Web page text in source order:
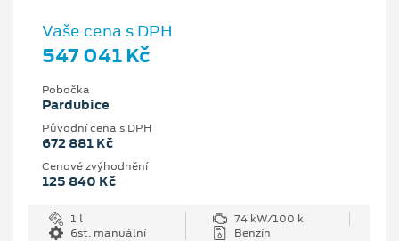
Vaše cena s DPH
547 041 Kč
Pobočka
Pardubice
Původní cena s DPH
672 881 Kč
Cenové zvýhodnění
125 840 Kč
1 l
74 kW/100 k
6st. manuální
Benzín